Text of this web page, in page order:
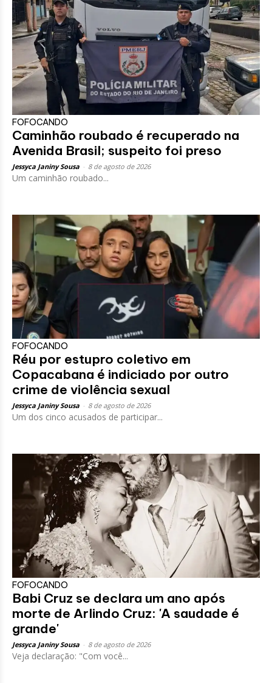
FOFOCANDO
Caminhão roubado é recuperado na
Avenida Brasil; suspeito foi preso
Jessyca Janiny Sousa 8 de agosto de 2026
Um caminhão roubado...
FOFOCANDO
Réu por estupro coletivo em
Copacabana é indiciado por outro
crime de violência sexual
Jessyca Janiny Sousa 8 de agosto de 2026
Um dos cinco acusados de participar...
FOFOCANDO
Babi Cruz se declara um ano após
morte de Arlindo Cruz: 'A saudade é
grande'
Jessyca Janiny Sousa 8 de agosto de 2026
Veja declaração: "Com você...